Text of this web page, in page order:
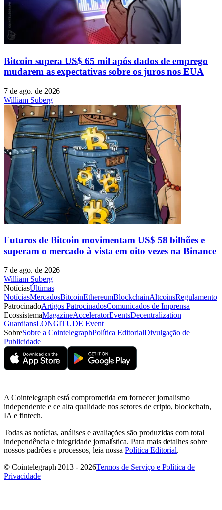
Bitcoin supera US$ 65 mil após dados de emprego
mudarem as expectativas sobre os juros nos EUA
7 de ago. de 2026
William Suberg
Futuros de Bitcoin movimentam US$ 58 bilhões e
superam o mercado à vista em oito vezes na Binance
7 de ago. de 2026
William Suberg
NotíciasÚltimas
NotíciasMercadosBitcoinEthereumBlockchainAltcoinsRegulamento
PatrocinadoArtigos PatrocinadosComunicados de Imprensa
EcossistemaMagazineAcceleratorEventsDecentralization
GuardiansLONGITUDE Event
SobreSobre a CointelegraphPolítica EditorialDivulgação de
Publicidade
A Cointelegraph está comprometida em fornecer jornalismo
independente e de alta qualidade nos setores de cripto, blockchain,
IA e fintech.
Todas as notícias, análises e avaliações são produzidas com total
independência e integridade jornalística. Para mais detalhes sobre
nossos padrões e processos, leia nossa Política Editorial.
© Cointelegraph 2013 - 2026Termos de Serviço e Política de
Privacidade